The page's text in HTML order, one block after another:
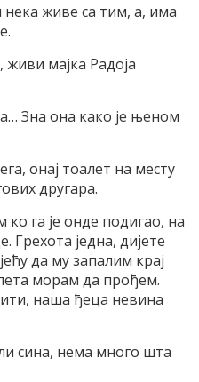
нека живе са тим, а, има
мајка Радоја
Зна она како је њеном
онај тоалет на месту
другара.
ко га је онде подигао, на
Грехота једна, дијете
да му запалим крај
морам да прођем.
наша ђеца невина
сина, нема много шта